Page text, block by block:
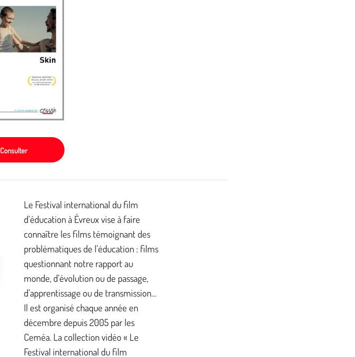
Consulter
Le Festival international du film
d’éducation à Évreux vise à faire
connaître les films témoignant des
problématiques de l’éducation : films
questionnant notre rapport au
monde, d’évolution ou de passage,
d’apprentissage ou de transmission…
Il est organisé chaque année en
décembre depuis 2005 par les
Ceméa. La collection vidéo « Le
Festival international du film